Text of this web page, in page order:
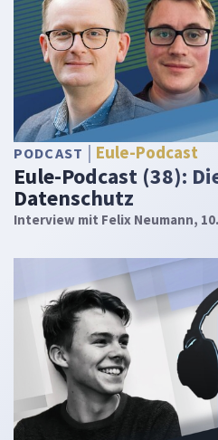
PODCAST Eule-Podcast
Eule-Podcast (38):
Datenschutz
Interview mit Felix Neumann,